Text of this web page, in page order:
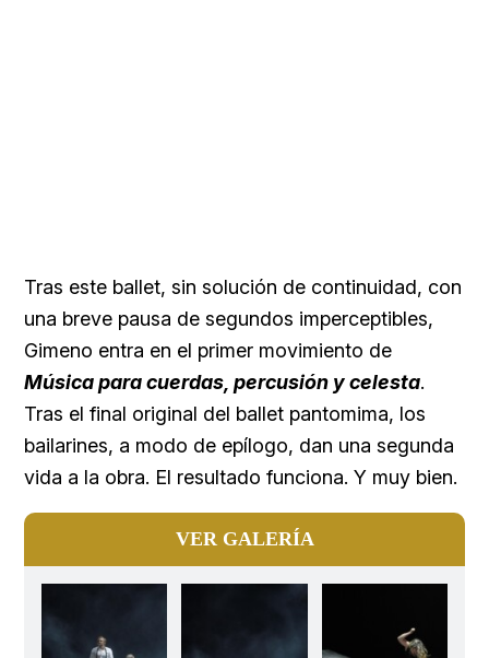
Tras este ballet, sin solución de continuidad, con
una breve pausa de segundos imperceptibles,
Gimeno entra en el primer movimiento de
Música para cuerdas, percusión y celesta.
Tras el final original del ballet pantomima, los
bailarines, a modo de epílogo, dan una segunda
vida a la obra. El resultado funciona. Y muy bien.
VER GALERÍA